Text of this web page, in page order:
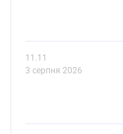
11.11
3 серпня 2026